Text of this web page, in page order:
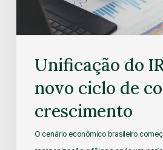
Unificação do
novo ciclo de
crescimento
O cenário econômico brasileiro